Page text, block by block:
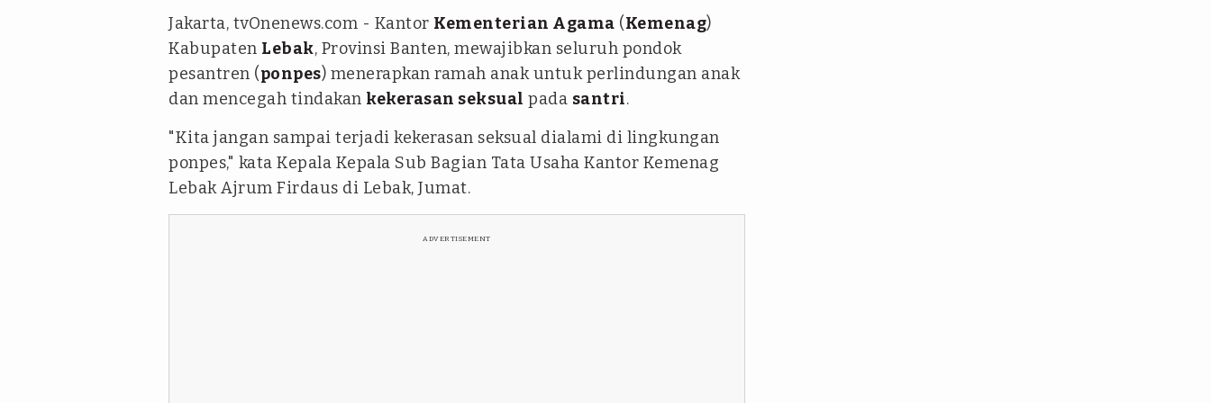
Jakarta, tvOnenews.com - Kantor Kementerian Agama (Kemenag)
Kabupaten Lebak, Provinsi Banten, mewajibkan seluruh pondok
pesantren (ponpes) menerapkan ramah anak untuk perlindungan anak
dan mencegah tindakan kekerasan seksual pada santri.
"Kita jangan sampai terjadi kekerasan seksual dialami di lingkungan
ponpes," kata Kepala Kepala Sub Bagian Tata Usaha Kantor Kemenag
Lebak Ajrum Firdaus di Lebak, Jumat.
ADVERTISEMENT